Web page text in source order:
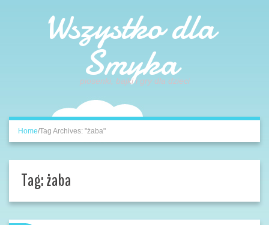
Wszystko dla
Smyka
piosenki, bajki i gry dla dzieci
Home/Tag Archives: "żaba"
Tag:żaba